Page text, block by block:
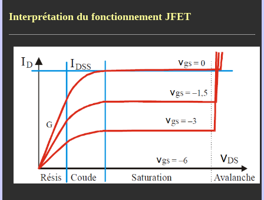
Interprétation du fonctionnement JFET